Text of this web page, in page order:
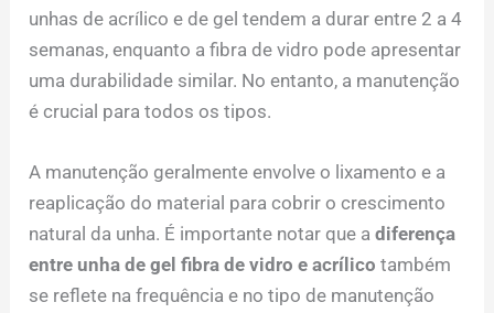
unhas de acrílico e de gel tendem a durar entre 2 a 4
semanas, enquanto a fibra de vidro pode apresentar
uma durabilidade similar. No entanto, a manutenção
é crucial para todos os tipos.
A manutenção geralmente envolve o lixamento e a
reaplicação do material para cobrir o crescimento
natural da unha. É importante notar que adiferença
entre unha de gel fibra de vidro e acrílico também
se reflete na frequência e no tipo de manutenção